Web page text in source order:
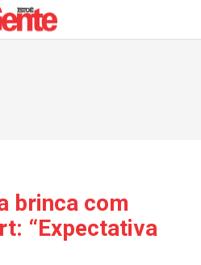
brinca com
“Expectativa